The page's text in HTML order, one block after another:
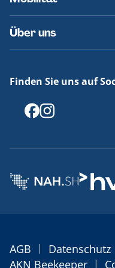
Fundsachen
Häufige Fragen
Barrierefreies Reisen
Erklärung
Über uns
Offenlegungen
Finden Sie uns auf
AGB | Datenschutz
AKN Beekeeper |